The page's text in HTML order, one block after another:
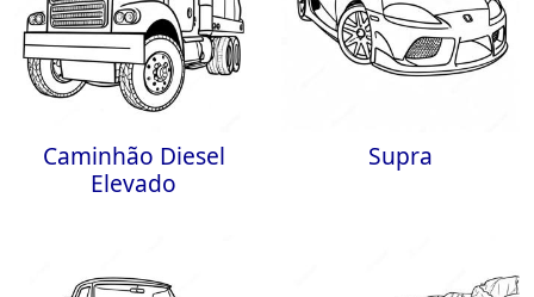
Caminhão Diesel
Elevado
Supra